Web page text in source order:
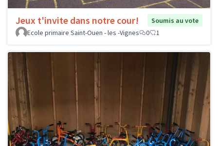
Jeux t'invite dans notre cour!
Soumis au vote
Ecole primaire Saint-Ouen - les -Vignes
0 1